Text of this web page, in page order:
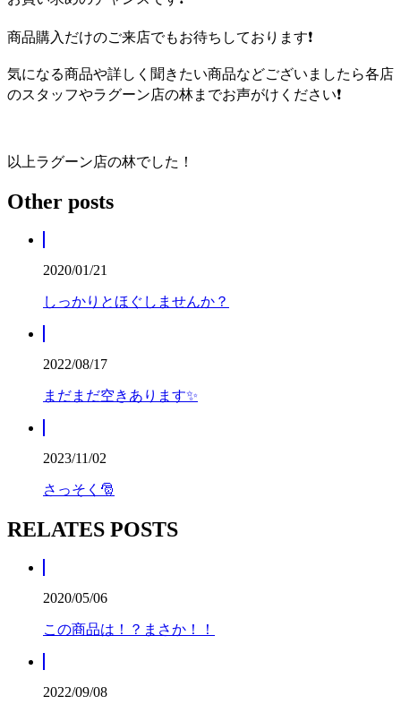
商品購入だけのご来店でもお待ちしております❗
気になる商品や詳しく聞きたい商品などございましたら各店
のスタッフやラグーン店の林までお声がけください❗
以上ラグーン店の林でした！
Other posts
2020/01/21
しっかりとほぐしませんか？
2022/08/17
まだまだ空きあります✨
2023/11/02
さっそく🎅
RELATES POSTS
2020/05/06
この商品は！？まさか！！
2022/09/08